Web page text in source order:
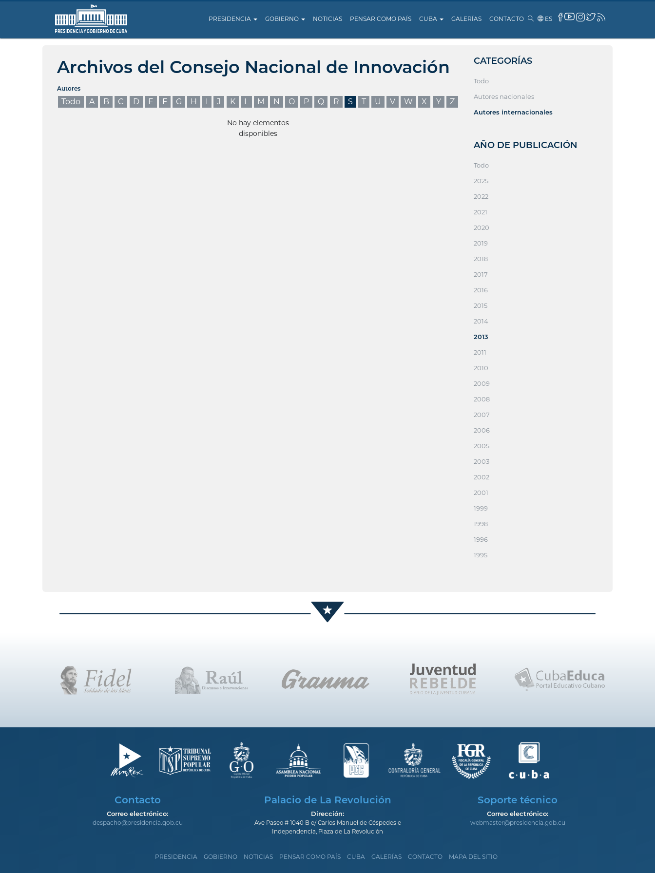
PRESIDENCIA GOBIERNO NOTICIAS PENSAR COMO PAÍS CUBA GALERÍAS CONTACTO ES
Archivos del Consejo Nacional de Innovación
Autores
Todo A B C D E F G H I J K L M N O P Q R S T U V W X Y Z
No hay elementos
disponibles
CATEGORÍAS
Todo
Autores nacionales
Autores internacionales
AÑO DE PUBLICACIÓN
Todo
2025
2022
2021
2020
2019
2018
2017
2016
2015
2014
2013
2011
2010
2009
2008
2007
2006
2005
2003
2002
2001
1999
1998
1996
1995
Contacto
Correo electrónico:
despacho@presidencia.gob.cu
Palacio de La Revolución
Dirección:
Ave Paseo # 1040 B e/ Carlos Manuel de Céspedes e
Independencia, Plaza de La Revolución
Soporte técnico
Correo electrónico:
webmaster@presidencia.gob.cu
PRESIDENCIA GOBIERNO NOTICIAS PENSAR COMO PAÍS CUBA GALERÍAS CONTACTO MAPA DEL SITIO